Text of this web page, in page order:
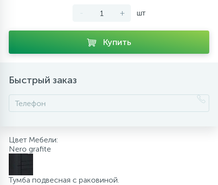
Напольные смесители
- + шт
Купить
Быстрый заказ
Цвет Мебели:
Nero grafite
Тумба подвесная с раковиной.